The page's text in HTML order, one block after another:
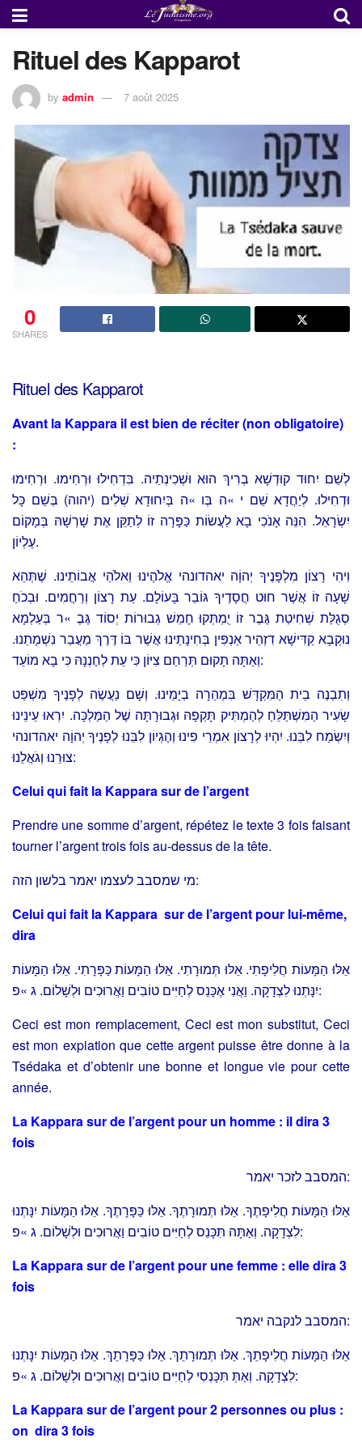
Rituel des Kapparot
by admin 7 août 2025
0
SHARES
Rituel des Kapparot
Avant la Kappara il est bien de réciter (non obligatoire)
:
לְשֵׁם יִחוּד קוּדְשָׁא בְרִיךְ הוּא וּשְׁכִינְתֵיה. בִּדְחִילוּ וּרְחִימוּ. וּרְחִימוּ
וּדְחִילוּ. לְיַחֲדָא שֵׁם י »ה בְּו »ה בְּיִחוּדָא שְׁלִים (יהוה) בְּשֵׁם כָּל
יִשְׂרָאֵל. הִנֵּה אָנֹכִי בָא לַעֲשׂוֹת כַּפָּרָה זוֹ לְתַקֵּן אֶת שָׁרְשָׁהּ בְּמָקוֹם
עֶלְיוֹן.
וִיהִי רָצוֹן מִלְפָּנֶיךָ יְהוָֹה יאהדונהי אֱלֹהֶינוּ וֵאלֹהֵי אֲבוֹתֵינוּ. שֶׁתְּהֵא
שָׁעָה זוֹ אֲשֶׁר חוּט חֲסָדֶיךָ גּוֹבֵר בָּעוֹלָם. עֵת רָצוֹן וְרַחֲמִים. וּבְכֹחַ
סְגֻלַּת שְׁחִיטַת גֶּבֶר זוֹ יֻמְתְּקוּ חָמֵשׁ גְבוּרוֹת יְסוֹד גֶּבֶ »ר בְּעַלְמָא
נוּקְבָא קַדִּישָׁא דִזְהֵיר אַנְפִּין בְּחִינָתֵינוּ אֲשֶׁר בּוֹ דֶּרֶךְ מַעֲבַר נִשְׁמָתֵנוּ.
וְאַתָּה תָקוּם תְּרַחֵם צִיּוֹן כִּי עֵת לְחֶנְנָהּ כִּי בָא מוֹעֵד:
וְתִבְנֶה בֵית הַמִּקְדָּשׁ בִּמְהֵרָה בְיָמֵינוּ. וְשָׁם נַעֲשֶׂה לְפָנֶיךָ מִשְׁפַּט
שָׂעִיר הַמִּשְׁתַּלֵּחַ לְהַמְתִּיק תָּקְפָהּ וּגְבוּרָתָּה שֶׁל הַמַּלְכָּה. יִרְאוּ עֵינֵינוּ
וְיִשְׂמַח לִבֵּנוּ. יִהְיוּ לְרָצוֹן אִמְרֵי פִינוּ וְהֶגְיוֹן לִבֵּנוּ לְפָנֶיךָ יְהוָֹה יאהדונהי
צוּרֵנוּ וְגֹאֲלֵנוּ:
Celui qui fait la Kappara sur de l’argent
Prendre une somme d’argent, répétez le texte 3 fois faisant
tourner l’argent trois fois au-dessus de la tête.
מי שמסבב לעצמו יאמר בלשון הזה:
Celui qui fait la Kappara sur de l’argent pour lui-même,
dira
אֵלּוּ הַמָּעוֹת חֲלִיפָתִי. אֵלּוּ תְּמוּרָתִי. אֵלּוּ הַמָּעוֹת כַּפָּרָתִי. אֵלּוּ הַמָּעוֹת
יִנָּתְנוּ לִצְדָקָה. וַאֲנִי אֶכָּנֵס לְחַיִּים טוֹבִים וַאֲרוּכִים וּלְשָׁלוֹם. ג »פ:
Ceci est mon remplacement, Ceci est mon substitut, Ceci
est mon expiation que cette argent puisse être donne à la
Tsédaka et d’obtenir une bonne et longue vie pour cette
année.
La Kappara sur de l’argent pour un homme : il dira 3
fois
המסבב לזכר יאמר:
אֵלּוּ הַמָּעוֹת חֲלִיפָתֶךָ. אֵלּוּ תְּמוּרָתֶךָ. אֵלּוּ כַּפָּרָתֶךָ. אֵלּוּ הַמָּעוֹת יִנָּתְנוּ
לִצְדָקָה. וְאַתָּה תִּכָּנֵס לְחַיִּים טוֹבִים וַאֲרוּכִים וּלְשָׁלוֹם. ג »פ:
La Kappara sur de l’argent pour une femme : elle dira 3
fois
המסבב לנקבה יאמר:
אֵלּוּ הַמָּעוֹת חֲלִיפָתֵךְ. אֵלּוּ תְּמוּרָתֵךְ. אֵלּוּ כַּפָּרָתֵךְ. אֵלּוּ הַמָּעוֹת יִנָּתְנוּ
לִצְדָקָה. וְאַתְּ תִּכָּנְסִי לְחַיִּים טוֹבִים וַאֲרוּכִים וּלְשָׁלוֹם. ג »פ:
La Kappara sur de l’argent pour 2 personnes ou plus :
on dira 3 fois